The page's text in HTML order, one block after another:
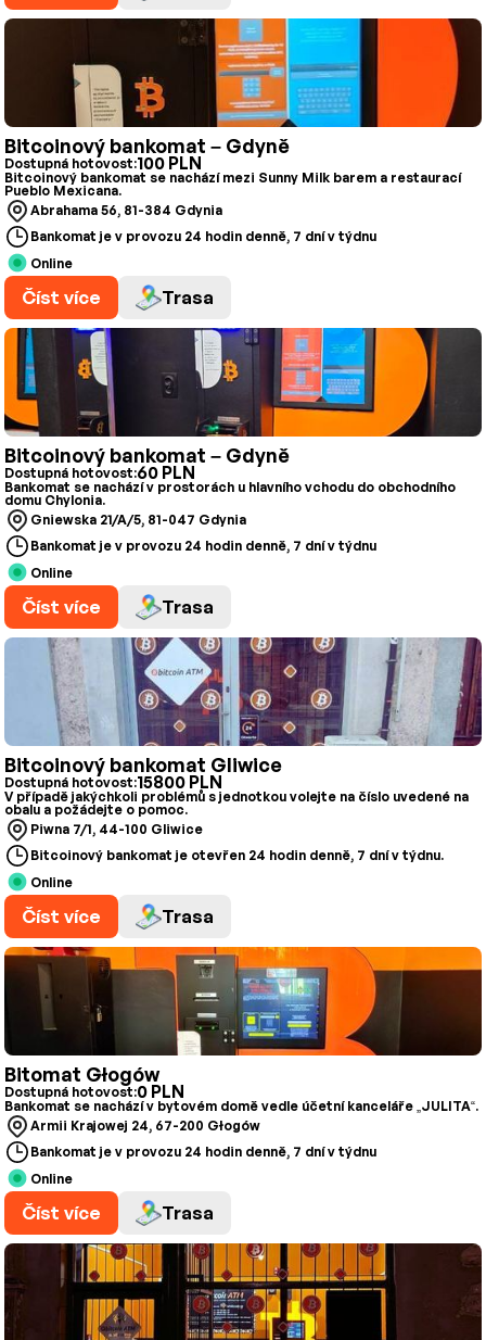
Bitcoinový bankomat – Gdyně
Dostupná hotovost:100 PLN
Bitcoinový bankomat se nachází mezi Sunny Milk barem a restaurací
Pueblo Mexicana.
Abrahama 56, 81-384 Gdynia
Bankomat je v provozu 24 hodin denně, 7 dní v týdnu
Online
Číst více Trasa
Bitcoinový bankomat – Gdyně
Dostupná hotovost:60 PLN
Bankomat se nachází v prostorách u hlavního vchodu do obchodního
domu Chylonia.
Gniewska 21/A/5, 81-047 Gdynia
Bankomat je v provozu 24 hodin denně, 7 dní v týdnu
Online
Číst více Trasa
Bitcoinový bankomat Gliwice
Dostupná hotovost:15800 PLN
V případě jakýchkoli problémů s jednotkou volejte na číslo uvedené na
obalu a požádejte o pomoc.
Piwna 7/1, 44-100 Gliwice
Bitcoinový bankomat je otevřen 24 hodin denně, 7 dní v týdnu.
Online
Číst více Trasa
Bitomat Głogów
Dostupná hotovost:0 PLN
Bankomat se nachází v bytovém domě vedle účetní kanceláře „JULITA“.
Armii Krajowej 24, 67-200 Głogów
Bankomat je v provozu 24 hodin denně, 7 dní v týdnu
Online
Číst více Trasa